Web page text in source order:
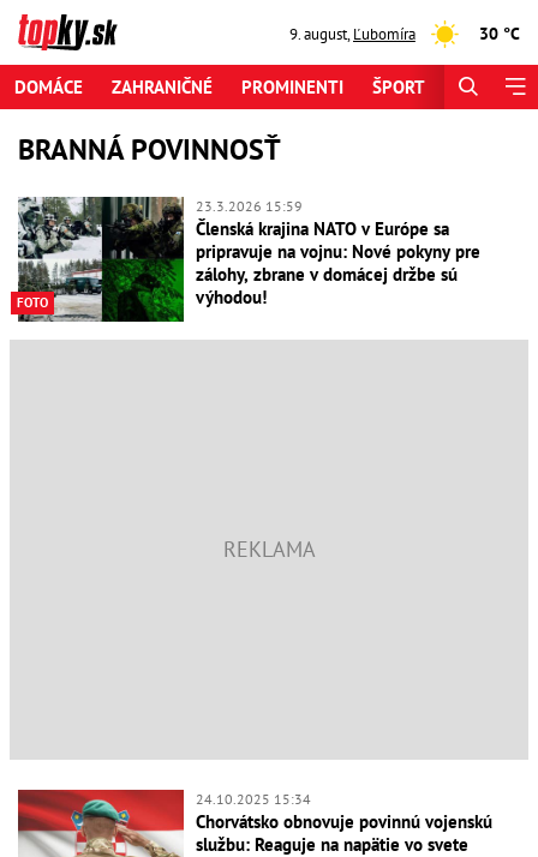
9. august,Ľubomíra 30 °C
DOMÁCE ZAHRANIČNÉ PROMINENTI ŠPORT
BRANNÁ POVINNOSŤ
FOTO
23.3.2026 15:59
Členská krajina NATO v Európe sa
pripravuje na vojnu: Nové pokyny pre
zálohy, zbrane v domácej držbe sú
výhodou!
24.10.2025 15:34
Chorvátsko obnovuje povinnú vojenskú
službu: Reaguje na napätie vo svete